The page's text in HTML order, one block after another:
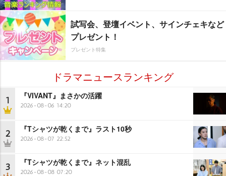
試写会、登壇イベント、サインチェキなど
プレゼント！
プレゼント特集
ドラマニュースランキング
1 『VIVANT』まさかの活躍
2026-08-06 14:20
2 『Tシャツが乾くまで』ラスト10秒
2026-08-07 22:52
3 『Tシャツが乾くまで』ネット混乱
2026-08-08 07:20